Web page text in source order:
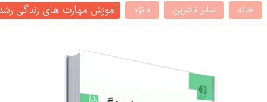
خانه سایر ناشرین دانژه آموزش مهارت های زندگی